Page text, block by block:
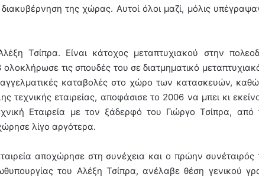
της χώρας. Αυτοί όλοι μαζί, μόλις
Τσίπρα. Είναι κάτοχος μεταπτυχιακού στην
τις σπουδές του σε διατμηματικό
καταβολές στο χώρο των κατασκευών,
τεχνικής εταιρείας, αποφάσισε το 2006 να μπει κι
Εταιρεία με τον ξάδερφό του Γιώργο Τσίπρα, από
λίγο αργότερα.
αποχώρησε στη συνέχεια και ο πρώην συνέταιρός
του Αλέξη Τσίπρα, ανέλαβε θέση γενικού